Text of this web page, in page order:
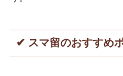
✔ スマ留のおすすめ